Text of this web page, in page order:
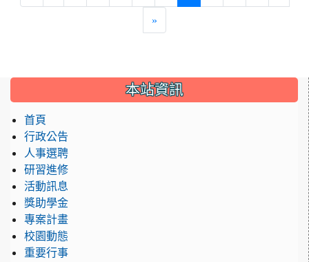
»
::: 本站資訊
首頁
行政公告
人事選聘
研習進修
活動訊息
獎助學金
專案計畫
校園動態
重要行事